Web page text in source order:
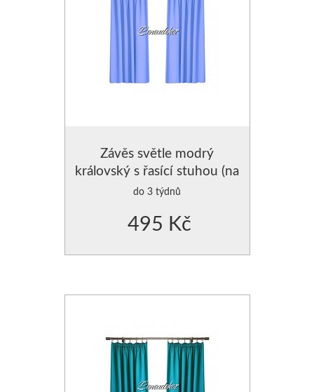
Závěs světle modrý
královský s řasící stuhou (na
žabky,háčky)
do 3 týdnů
495 Kč